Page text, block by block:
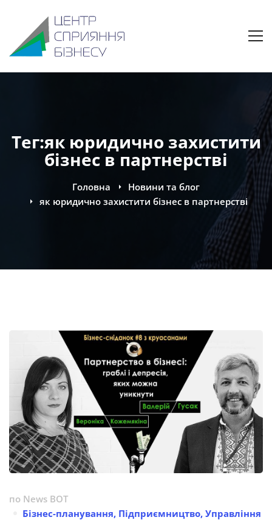
Тег:як юридично захистити
бізнес в партнерстві
Головна
Новини та блог
як юридично захистити бізнес в партнерстві
по News BOT
Бізнес-планування, Підприємництво, Управління